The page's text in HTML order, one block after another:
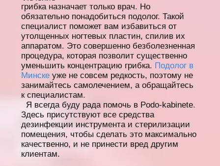
грибка назначает только врач. Но
обязательно понадобиться подолог. Такой
специалист поможет вам избавиться от
утолщенных ногтевых пластин, спилив их
аппаратом. Это совершенно безболезненная
процедура, которая позволит существенно
уменьшить концентрацию грибка. Подолог в
Минскеуже не совсем редкость, поэтому не
занимайтесь самолечением, а обращайтесь
к специалистам.
Я всегда буду рада помочь в Podo-kabinete.
Здесь присутствуют все средства
дезинфeкции инструмента и стерилизации
помещения, чтобы сделать это максимально
качественно, и не принести вред другим
клиентам.